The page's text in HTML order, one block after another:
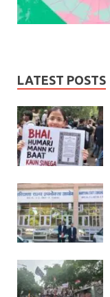
LATEST POSTS